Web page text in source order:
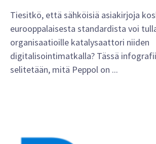
Tiesitkö, että sähköisiä asiakirjoja
eurooppalaisesta standardista voi
organisaatioille katalysaattori niiden
digitalisointimatkalla? Tässä
selitetään, mitä Peppol on ...